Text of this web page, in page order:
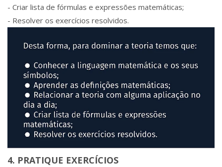
- Criar lista de fórmulas e expressões matemáticas;
- Resolver os exercícios resolvidos.
4. PRATIQUE EXERCÍCIOS